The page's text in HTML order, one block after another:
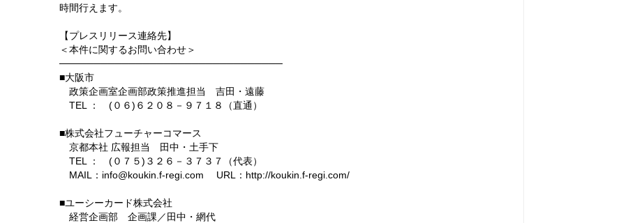
時間行えます。
【プレスリリース連絡先】
＜本件に関するお問い合わせ＞
────────────────────────────────
■大阪市
政策企画室企画部政策推進担当 吉田・遠藤
TEL ： (０６)６２０８－９７１８（直通）
■株式会社フューチャーコマース
京都本社 広報担当 田中・土手下
TEL ： (０７５)３２６－３７３７（代表）
MAIL：info@koukin.f-regi.com URL：http://koukin.f-regi.com/
■ユーシーカード株式会社
経営企画部 企画課／田中・網代